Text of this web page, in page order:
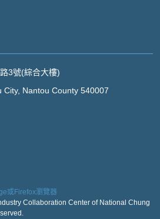
3號(綜合大樓)
City, Nantou County 540007
或Firefox瀏覽器
Collaboration Center of National Chung